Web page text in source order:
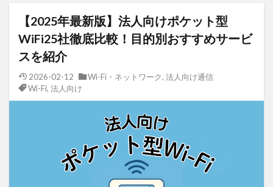
【2025年最新版】法人向けポケット型
WiFi25社徹底比較！目的別おすすめサービ
スを紹介
2026-02-12 Wi-Fi・ネットワーク, 法人向け通信
Wi-Fi, 法人向け
土木工事 格安SIM 映像伝送
建設業
太陽光発電
医療・福祉
写真測量
ルーター
車両管理 訪問介護
神プラン
監視カメラ 物流
モバイルルーター
ビルメンテナンス